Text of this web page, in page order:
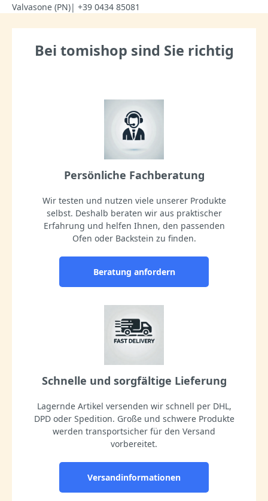
Valvasone (PN)| +39 0434 85081
Bei tomishop sind Sie richtig
Persönliche Fachberatung
Wir testen und nutzen viele unserer Produkte
selbst. Deshalb beraten wir aus praktischer
Erfahrung und helfen Ihnen, den passenden
Ofen oder Backstein zu finden.
Beratung anfordern
Schnelle und sorgfältige Lieferung
Lagernde Artikel versenden wir schnell per DHL,
DPD oder Spedition. Große und schwere Produkte
werden transportsicher für den Versand
vorbereitet.
Versandinformationen